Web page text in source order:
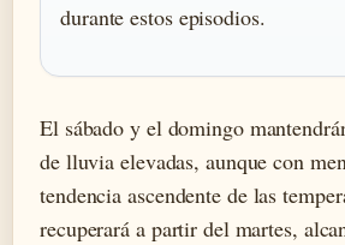
durante estos episodios.
El sábado y el domingo
de lluvia elevadas, aunque con
tendencia ascendente de las
recuperará a partir del martes,